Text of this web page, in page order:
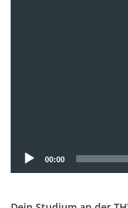
00:00